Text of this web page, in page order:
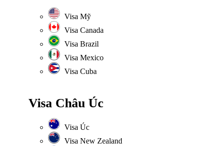
Visa Mỹ
Visa Canada
Visa Brazil
Visa Mexico
Visa Cuba
Visa Châu Úc
Visa Úc
Visa New Zealand